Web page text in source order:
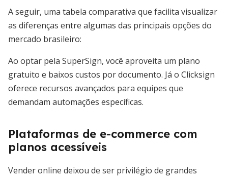
A seguir, uma tabela comparativa que facilita visualizar
as diferenças entre algumas das principais opções do
mercado brasileiro:
Ao optar pela SuperSign, você aproveita um plano
gratuito e baixos custos por documento. Já o Clicksign
oferece recursos avançados para equipes que
demandam automações específicas.
Plataformas de e-commerce com
planos acessíveis
Vender online deixou de ser privilégio de grandes